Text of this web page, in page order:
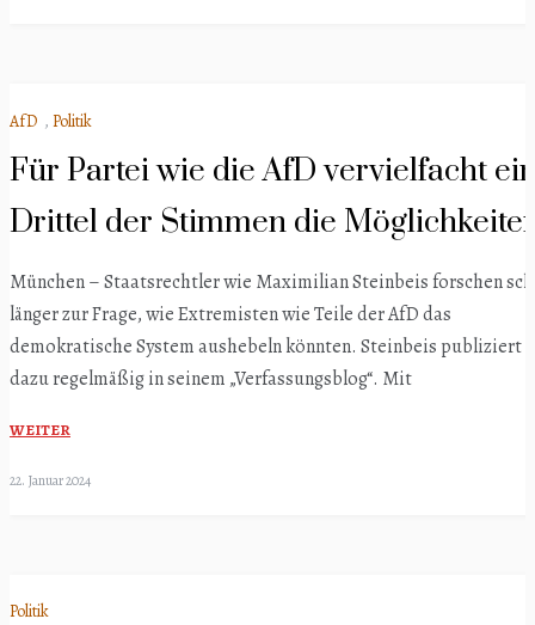
AfD , Politik
Für Partei wie die AfD vervielfacht
Drittel der Stimmen die
München – Staatsrechtler wie Maximilian Steinbeis forschen
länger zur Frage, wie Extremisten wie Teile der AfD das
demokratische System aushebeln könnten. Steinbeis publiziert
dazu regelmäßig in seinem „Verfassungsblog“. Mit
WEITER
22. Januar 2024
Politik